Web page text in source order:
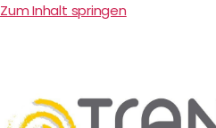
Zum Inhalt springen